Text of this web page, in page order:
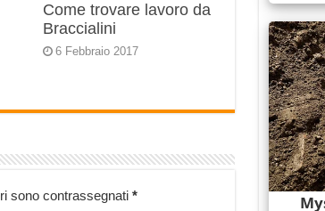
Come trovare lavoro da
Braccialini
6 Febbraio 2017
sono contrassegnati *